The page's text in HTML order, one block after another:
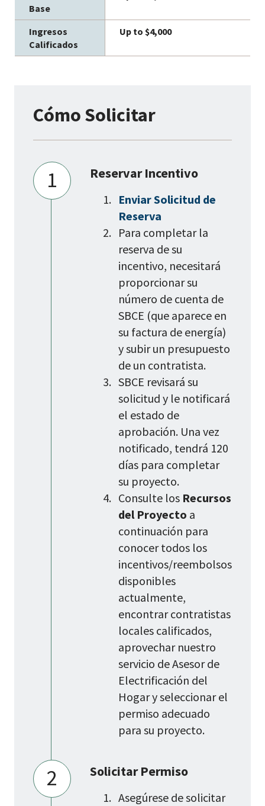
Up to $4,000
Cómo Solicitar
1 Reservar Incentivo
Enviar Solicitud de
Reserva
Para completar la
reserva de su
incentivo, necesitará
proporcionar su
número de cuenta de
SBCE (que aparece en
su factura de energía)
y subir un presupuesto
de un contratista.
SBCE revisará su
solicitud y le notificará
el estado de
aprobación. Una vez
notificado, tendrá 120
días para completar
su proyecto.
Consulte los Recursos
del Proyecto a
continuación para
conocer todos los
incentivos/reembolsos
disponibles
actualmente,
encontrar contratistas
locales calificados,
aprovechar nuestro
servicio de Asesor de
Electrificación del
Hogar y seleccionar el
permiso adecuado
para su proyecto.
2 Solicitar Permiso
Asegúrese de solicitar